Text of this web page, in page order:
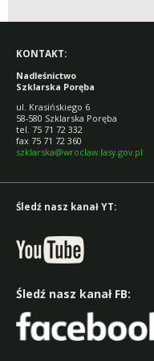
KONTAKT:
Nadleśnictwo
Szklarska Poręba
ul. Krasińskiego 6
58-580 Szklarska Poręba
tel. 75 71 72 332
fax 75 71 72 360
szklarska@wroclaw.lasy.gov.pl
Śledź nasz kanał YT:
Śledź nasz kanał FB: